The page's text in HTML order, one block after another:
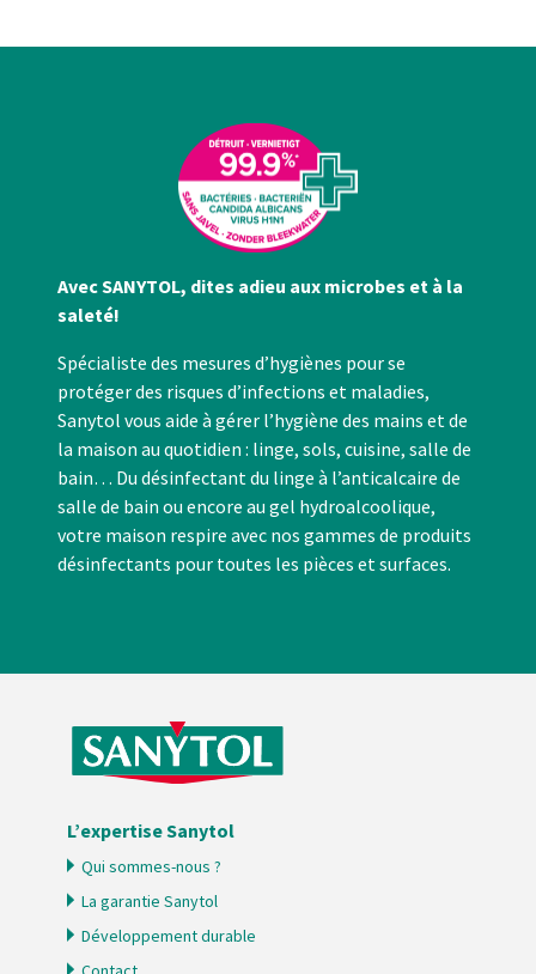
Avec SANYTOL, dites adieu aux microbes et à la
saleté!
Spécialiste des mesures d’hygiènes pour se
protéger des risques d’infections et maladies,
Sanytol vous aide à gérer l’hygiène des mains et de
la maison au quotidien : linge, sols, cuisine, salle de
bain… Du désinfectant du linge à l’anticalcaire de
salle de bain ou encore au gel hydroalcoolique,
votre maison respire avec nos gammes de produits
désinfectants pour toutes les pièces et surfaces.
L’expertise Sanytol
Qui sommes-nous ?
La garantie Sanytol
Développement durable